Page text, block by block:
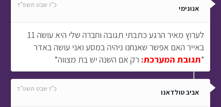
אנונימי כ"ז שבט תשפ"ד
לערוץ מאיר הרגע כתבתי תגובה וחברה שלי היא עושה 11
באייר האם אפשר שאנחנו ניהיה במסע ואני עושה באדר
*תגובת המערכת: רק אם השנה יש בת מצווה*
אביב טולדאנו כ"ז שבט תשפ"ד